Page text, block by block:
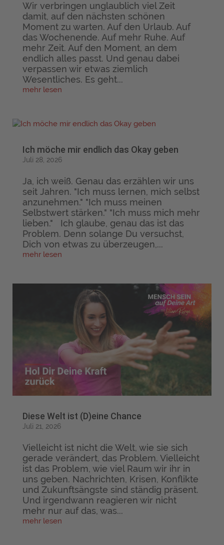
Wir verbringen unglaublich viel Zeit
damit, auf den nächsten schönen
Moment zu warten. Auf den Urlaub. Auf
das Wochenende. Auf mehr Ruhe. Auf
mehr Zeit. Auf den Moment, an dem
endlich alles passt. Und genau dabei
verpassen wir etwas ziemlich
Wesentliches. Es geht...
mehr lesen
Ich möche mir endlich das Okay geben
Juli 28, 2026
Ja, ich weiß. Genau das erzählen wir uns
seit Jahren. "Ich muss lernen, mich selbst
anzunehmen." "Ich muss meinen
Selbstwert stärken." "Ich muss mich mehr
lieben." Ich glaube, genau das ist das
Problem. Denn solange Du versuchst,
Dich von etwas zu überzeugen,...
mehr lesen
Diese Welt ist (D)eine Chance
Juli 21, 2026
Vielleicht ist nicht die Welt, wie sie sich
gerade verändert, das Problem. Vielleicht
ist das Problem, wie viel Raum wir ihr in
uns geben. Nachrichten, Krisen, Konflikte
und Zukunftsängste sind ständig präsent.
Und irgendwann reagieren wir nicht
mehr nur auf das, was...
mehr lesen